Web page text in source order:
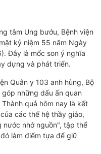
tâm Ung bướu, Bệnh viện
kỷ niệm 55 năm Ngày
Đây là mốc son ý nghĩa
dựng và phát triển.
Quân y 103 anh hùng, Bộ
những dấu ấn quan
quả hôm nay là kết
các thế hệ thầy giáo,
nước nhớ nguồn", tập thể
làm điểm tựa để giữ